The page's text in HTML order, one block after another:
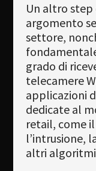
Un altro step
argomento
settore,
grado di
telecamere
applicazioni
dedicate al
retail, come
l’intrusione,
altri